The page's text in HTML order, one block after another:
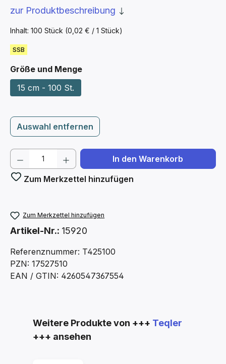
Inhalt: 100 Stück (0,02 € / 1 Stück)
SSB
zur Produktbeschreibung
Größe und Mengeauswählen
15 cm - 100 St.
Auswahl entfernen
Produkt Anzahl: Gib den gewünschten
In den Warenkorb
Zum Merkzettel hinzufügen
Zum Merkzettel hinzufügen
Artikel-Nr.: 15920
Referenznummer: T425100
PZN: 17527510
EAN / GTIN: 4260547367554
Produktgalerie überspringen
Weitere Produkte von +++ Teqler
+++ ansehen